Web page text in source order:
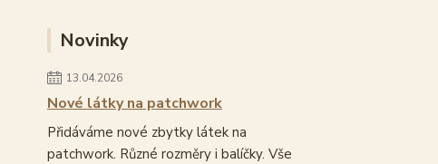
Novinky
13.04.2026
Nové látky na patchwork
Přidáváme nové zbytky látek na
patchwork. Různé rozměry i balíčky. Vše